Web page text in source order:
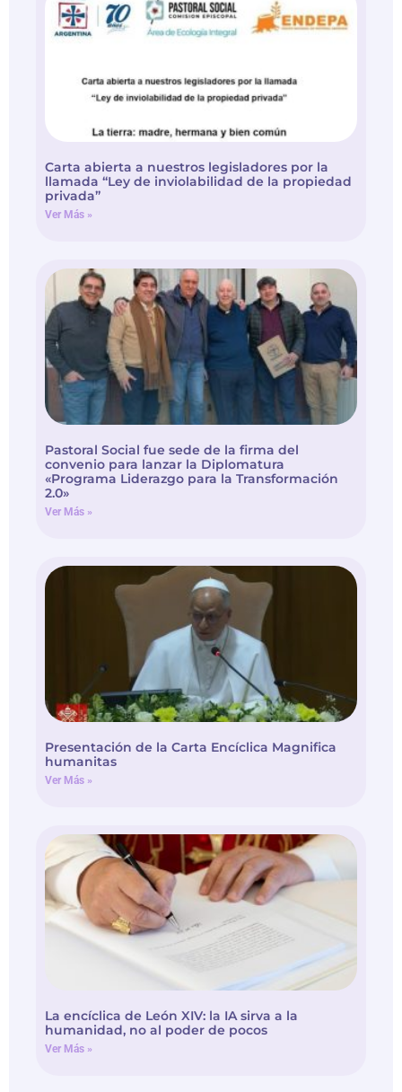
Carta abierta a nuestros legisladores por la
llamada “Ley de inviolabilidad de la propiedad
privada”
Ver Más »
Pastoral Social fue sede de la firma del
convenio para lanzar la Diplomatura
«Programa Liderazgo para la Transformación
2.0»
Ver Más »
Presentación de la Carta Encíclica Magnifica
humanitas
Ver Más »
La encíclica de León XIV: la IA sirva a la
humanidad, no al poder de pocos
Ver Más »